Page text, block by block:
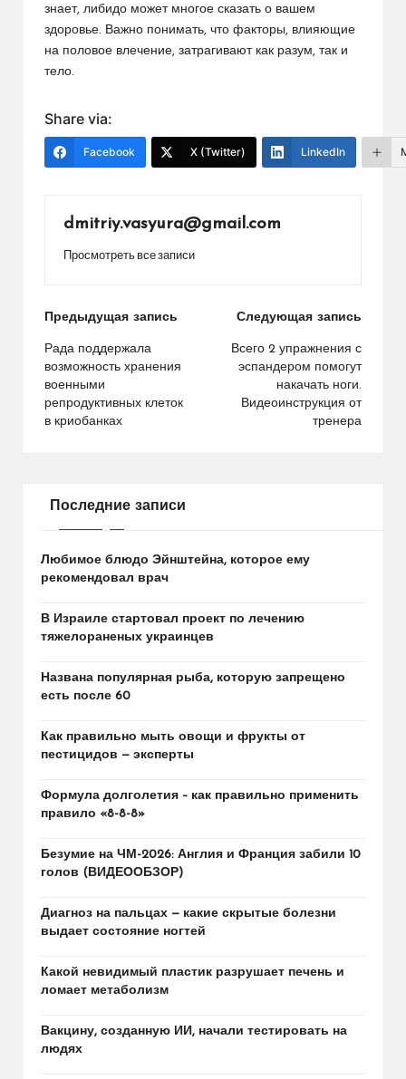
знает, либидо может многое сказать о вашем
здоровье. Важно понимать, что факторы, влияющие
на половое влечение, затрагивают как разум, так и
тело.
Share via:
Facebook X (Twitter) LinkedIn
dmitriy.vasyura@gmail.com
Просмотреть все записи
Навигация
по
записям
Предыдущая запись
Рада поддержала
возможность хранения
военными
репродуктивных клеток
в криобанках
Следующая запись
Всего 2 упражнения с
эспандером помогут
накачать ноги.
Видеоинструкция от
тренера
Последние записи
Любимое блюдо Эйнштейна, которое ему
рекомендовал врач
В Израиле стартовал проект по лечению
тяжелораненых украинцев
Названа популярная рыба, которую запрещено
есть после 60
Как правильно мыть овощи и фрукты от
пестицидов — эксперты
Формула долголетия – как правильно применить
правило «8-8-8»
Безумие на ЧМ-2026: Англия и Франция забили 10
голов (ВИДЕООБЗОР)
Диагноз на пальцах — какие скрытые болезни
выдает состояние ногтей
Какой невидимый пластик разрушает печень и
ломает метаболизм
Вакцину, созданную ИИ, начали тестировать на
людях